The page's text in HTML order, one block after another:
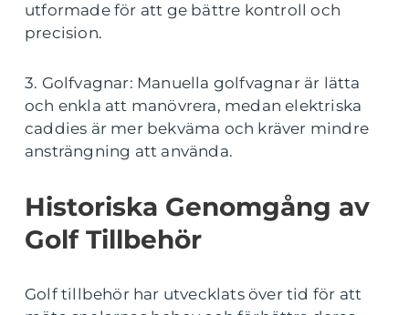
utformade för att ge bättre kontroll och
precision.
3. Golfvagnar: Manuella golfvagnar är lätta
och enkla att manövrera, medan elektriska
caddies är mer bekväma och kräver mindre
ansträngning att använda.
Historiska Genomgång av
Golf Tillbehör
Golf tillbehör har utvecklats över tid för att